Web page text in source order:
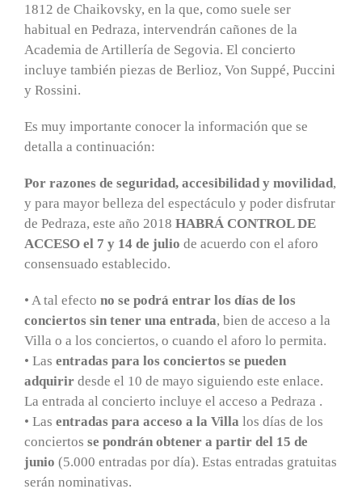
1812 de Chaikovsky, en la que, como suele ser
habitual en Pedraza, intervendrán cañones de la
Academia de Artillería de Segovia. El concierto
incluye también piezas de Berlioz, Von Suppé, Puccini
y Rossini.
Es muy importante conocer la información que se
detalla a continuación:
Por razones de seguridad, accesibilidad y movilidad,
y para mayor belleza del espectáculo y poder disfrutar
de Pedraza, este año 2018 HABRÁ CONTROL DE
ACCESO el 7 y 14 de julio de acuerdo con el aforo
consensuado establecido.
• A tal efecto no se podrá entrar los días de los
conciertos sin tener una entrada, bien de acceso a la
Villa o a los conciertos, o cuando el aforo lo permita.
• Las entradas para los conciertos se pueden
adquirir desde el 10 de mayo siguiendo este enlace.
La entrada al concierto incluye el acceso a Pedraza .
• Las entradas para acceso a la Villa los días de los
conciertos se pondrán obtener a partir del 15 de
junio (5.000 entradas por día). Estas entradas gratuitas
serán nominativas.